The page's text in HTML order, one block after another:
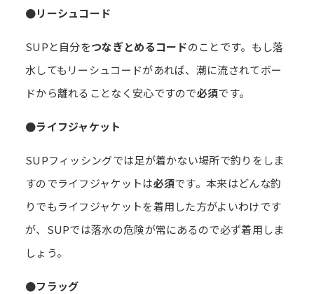
●リーシュコード
SUPと自分をつなぎとめるコードのことです。もし落
水してもリーシュコードがあれば、潮に流されてボー
ドから離れることなく安心ですので必須です。
●ライフジャケット
SUPフィッシングでは足が着かない場所で釣りをしま
すのでライフジャケットは必須です。本来はどんな釣
りでもライフジャケットを着用した方がよいわけです
が、SUPでは落水の危険が常にあるので必ず着用しま
しょう。
●フラッグ